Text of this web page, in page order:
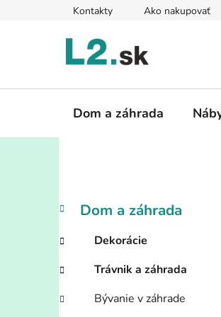
Kontakty Ako nakupovať
Dom a záhrada
B
č
ý
p
Preskočiť
kategórie
K
a
e
g
ó
r
Dom a záhrada
Dekorácie
Trávnik a záhrada
Bývanie v záhrade